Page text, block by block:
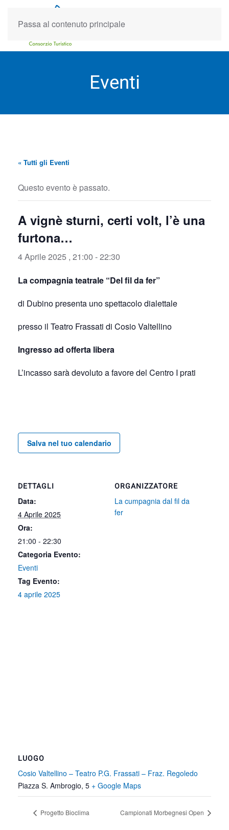
Passa al contenuto principale
Eventi
« Tutti gli Eventi
Questo evento è passato.
A vignè sturni, certi volt, l’è una
furtona…
4 Aprile 2025 , 21:00 -22:30
La compagnia teatrale “Del fil da fer”
di Dubino presenta uno spettacolo dialettale
presso il Teatro Frassati di Cosio Valtellino
Ingresso ad offerta libera
L’incasso sarà devoluto a favore del Centro I prati
Salva nel tuo calendario
DETTAGLI
Data:
4 Aprile 2025
Ora:
21:00 - 22:30
Categoria Evento:
Eventi
Tag Evento:
4 aprile 2025
ORGANIZZATORE
La cumpagnia dal fil da
fer
LUOGO
Cosio Valtellino – Teatro P.G. Frassati – Fraz. Regoledo
Piazza S. Ambrogio, 5 + Google Maps
Progetto Bioclima Campionati Morbegnesi Open